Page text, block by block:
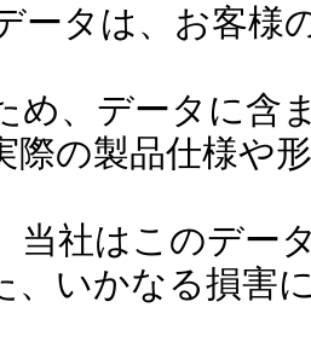
ータは、お客様
、データに含
際の製品仕様や
社はこのデー
、いかなる損害